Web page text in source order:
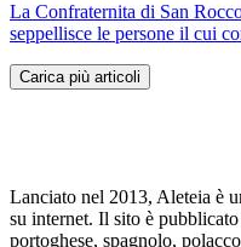
La Confraternita di San
seppellisce le persone il cui
Carica più articoli
Lanciato nel 2013, Aleteia è
su internet. Il sito è
portoghese, spagnolo,